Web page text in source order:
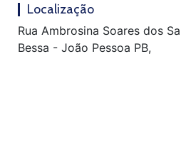
Localização
Rua Ambrosina Soares dos
Bessa - João Pessoa PB,